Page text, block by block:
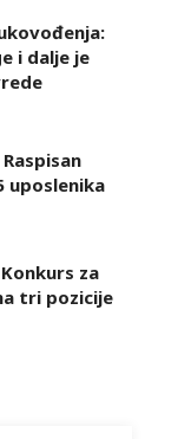
i dalje je
Raspisan
uposlenika
za
tri pozicije